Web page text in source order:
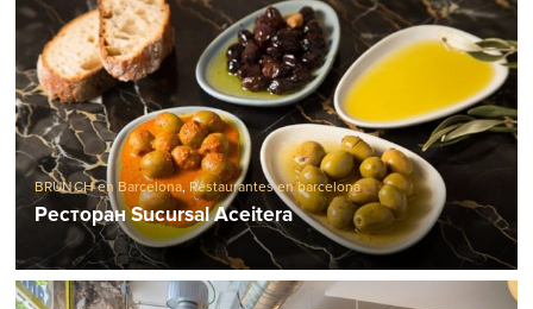
BRUNCH en Barcelona, Restaurantes en barcelona
Ресторан Sucursal Aceitera